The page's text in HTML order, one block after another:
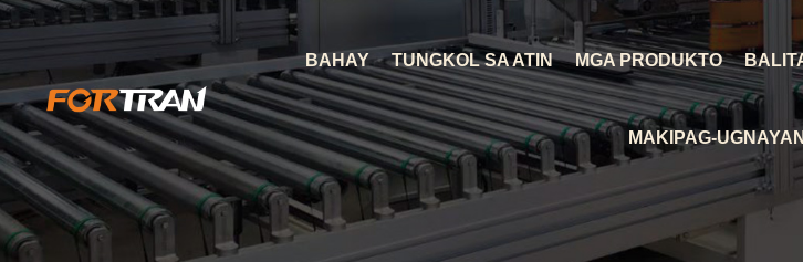
BAHAY TUNGKOL SA ATIN MGA PRODUKTO
MAKIPAG-